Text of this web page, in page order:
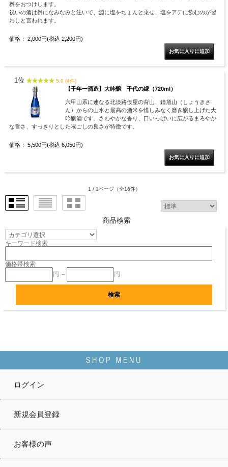
桝をおつけします。
祝いの酒は桝になみなみと注いで、淵に塩をちょんと乗せ、塩をアテに飲むのが習
わしと言われます。
価格： 2,000円(税込 2,200円)
1位 5.0 (4件)
【千年一酒造】大吟醸 千代の縁（720ml）
六甲山系に連なる北淡路仮屋の背山、鐘馗山（しょうきさ
ん）からの山水と最高の酒米を惜しみなく磨き醸し上げた大
吟醸酒です。さわやかな香り、口いっぱいに広がるまろやか
な旨さ、すっきりとした喉ごしの良さが特徴です。
価格： 5,500円(税込 6,050円)
1 / 1ページ （全16件）
商品検索
キーワード検索
価格帯検索
円 ～
円
ログイン
新規会員登録
お客様の声